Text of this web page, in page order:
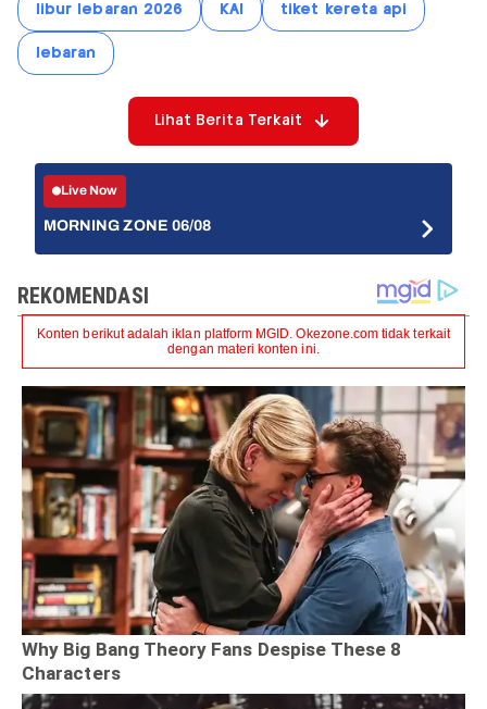
libur lebaran 2026 KAI tiket kereta api
lebaran
Lihat Berita Terkait
Live Now
MORNING ZONE 06/08